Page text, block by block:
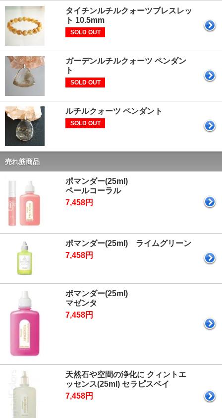
タイチンルチルクォーツブレスレッ
ト 10.5mm
SOLD OUT
ガーデンルチルクォーツ ペンダン
ト
SOLD OUT
ルチルクォーツ ペンダント
SOLD OUT
売れ筋商品
ポマンダー(25ml)
ペールコーラル
7,458円
ポマンダー(25ml) ライムグリーン
7,458円
ポマンダー(25ml)
マゼンタ
7,458円
天然石や空間の浄化に クィントエ
ッセンス(25ml) セラピスベイ
7,458円